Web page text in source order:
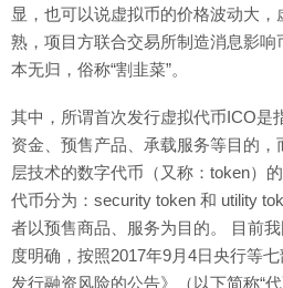
显，也可以说虚拟币的价格波动大
熟，项目方联合交易所制造消息影响
本无归，俗称“割韭菜”。
其中，所谓首次发行虚拟代币ICO是
资金、预售产品、承载服务等目的
层技术的数字代币（又称：token）
代币分为：security token 和 utility
者以预售商品、服务为目的。 目前
度明确，按照2017年9月4日央行等
发行融资风险的公告》（以下简称“